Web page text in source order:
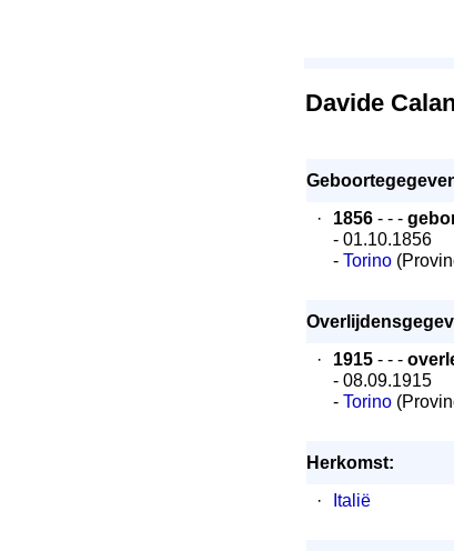
Davide
·
1856 - - -
- 01.10.1856
- Torino
·
1915 - - -
- 08.09.1915
- Torino
Herkomst:
·
Italië